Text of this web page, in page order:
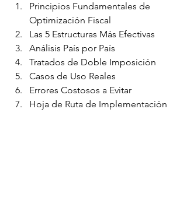
Principios Fundamentales de
Optimización Fiscal
Las 5 Estructuras Más Efectivas
Análisis País por País
Tratados de Doble Imposición
Casos de Uso Reales
Errores Costosos a Evitar
Hoja de Ruta de Implementación